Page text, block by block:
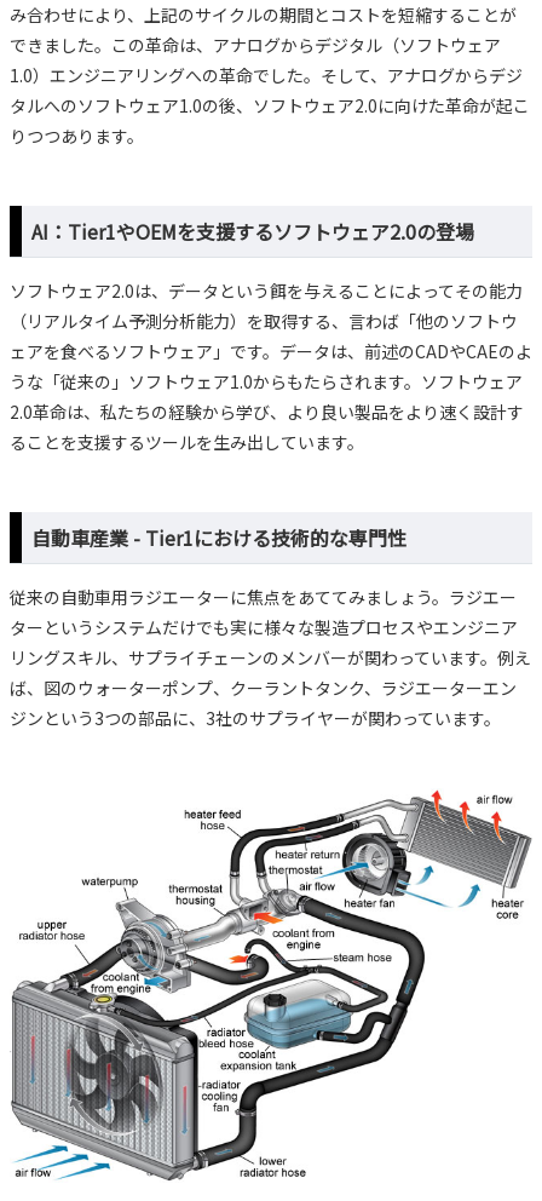
み合わせにより、上記のサイクルの期間とコストを短縮することが
できました。この革命は、アナログからデジタル（ソフトウェア
1.0）エンジニアリングへの革命でした。そして、アナログからデジ
タルへのソフトウェア1.0の後、ソフトウェア2.0に向けた革命が起こ
りつつあります。
AI：Tier1やOEMを支援するソフトウェア2.0の登場
ソフトウェア2.0は、データという餌を与えることによってその能力
（リアルタイム予測分析能力）を取得する、言わば「他のソフトウ
ェアを食べるソフトウェア」です。データは、前述のCADやCAEのよ
うな「従来の」ソフトウェア1.0からもたらされます。ソフトウェア
2.0革命は、私たちの経験から学び、より良い製品をより速く設計す
ることを支援するツールを生み出しています。
自動車産業 - Tier1における技術的な専門性
従来の自動車用ラジエーターに焦点をあててみましょう。ラジエー
ターというシステムだけでも実に様々な製造プロセスやエンジニア
リングスキル、サプライチェーンのメンバーが関わっています。例え
ば、図のウォーターポンプ、クーラントタンク、ラジエーターエン
ジンという3つの部品に、3社のサプライヤーが関わっています。